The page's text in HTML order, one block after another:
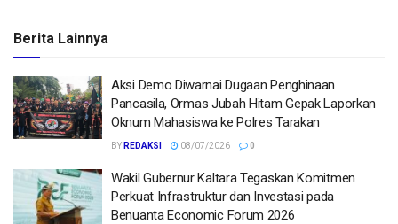
Berita Lainnya
Aksi Demo Diwarnai Dugaan Penghinaan
Pancasila, Ormas Jubah Hitam Gepak Laporkan
Oknum Mahasiswa ke Polres Tarakan
BY REDAKSI 08/07/2026 0
Wakil Gubernur Kaltara Tegaskan Komitmen
Perkuat Infrastruktur dan Investasi pada
Benuanta Economic Forum 2026